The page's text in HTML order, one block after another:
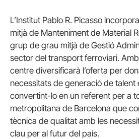
L’Institut Pablo R. Picasso
mitjà de Manteniment de Material
grup de grau mitjà de Gestió
sector del transport ferroviari.
centre diversificarà l’oferta per
necessitats de generació de talent
convertint-lo en un referent per a
metropolitana de Barcelona que
tècnica de qualitat amb les
clau per al futur del país.